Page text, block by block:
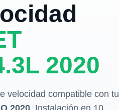
2020
velocidad compatible con tu
2020. Instalación en 10